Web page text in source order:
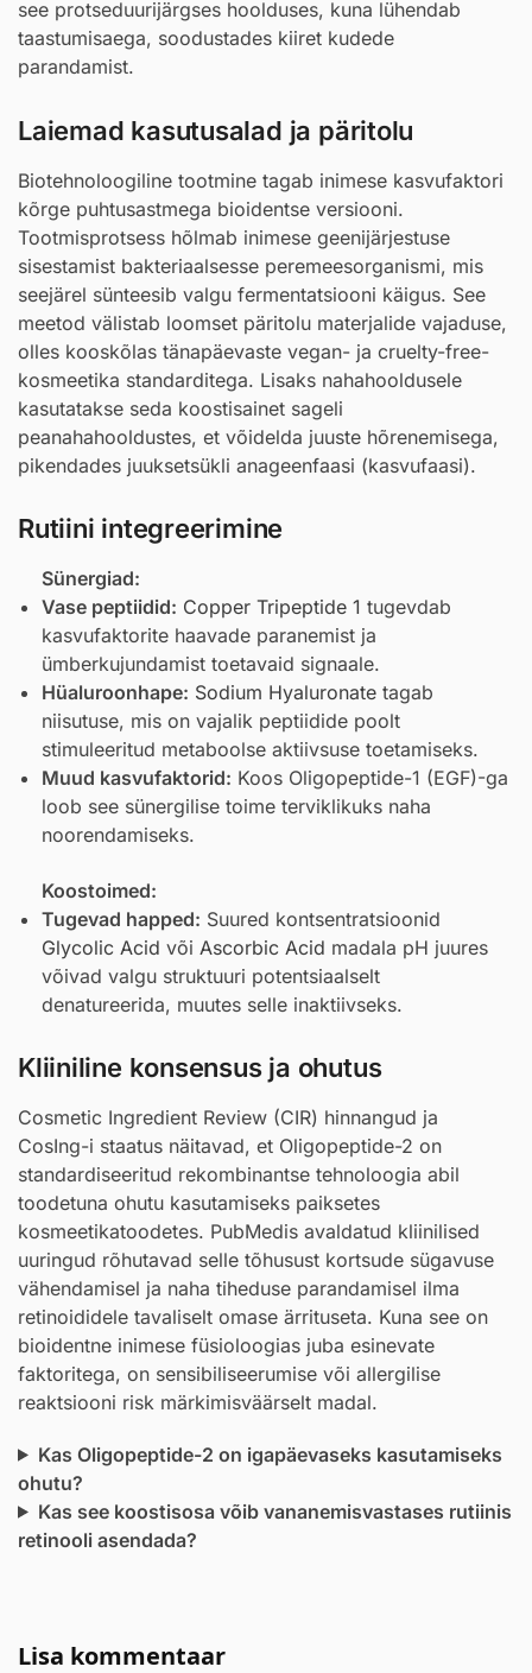
see protseduurijärgses hoolduses, kuna lühendab
taastumisaega, soodustades kiiret kudede
parandamist.
Laiemad kasutusalad ja päritolu
Biotehnoloogiline tootmine tagab inimese kasvufaktori
kõrge puhtusastmega bioidentse versiooni.
Tootmisprotsess hõlmab inimese geenijärjestuse
sisestamist bakteriaalsesse peremeesorganismi, mis
seejärel sünteesib valgu fermentatsiooni käigus. See
meetod välistab loomset päritolu materjalide vajaduse,
olles kooskõlas tänapäevaste vegan- ja cruelty-free-
kosmeetika standarditega. Lisaks nahahooldusele
kasutatakse seda koostisainet sageli
peanahahooldustes, et võidelda juuste hõrenemisega,
pikendades juuksetsükli anageenfaasi (kasvufaasi).
Rutiini integreerimine
Sünergiad:
Vase peptiidid: Copper Tripeptide 1 tugevdab
kasvufaktorite haavade paranemist ja
ümberkujundamist toetavaid signaale.
Hüaluroonhape: Sodium Hyaluronate tagab
niisutuse, mis on vajalik peptiidide poolt
stimuleeritud metaboolse aktiivsuse toetamiseks.
Muud kasvufaktorid: Koos Oligopeptide-1 (EGF)-ga
loob see sünergilise toime terviklikuks naha
noorendamiseks.
Koostoimed:
Tugevad happed: Suured kontsentratsioonid
Glycolic Acid või Ascorbic Acid madala pH juures
võivad valgu struktuuri potentsiaalselt
denatureerida, muutes selle inaktiivseks.
Kliiniline konsensus ja ohutus
Cosmetic Ingredient Review (CIR) hinnangud ja
CosIng-i staatus näitavad, et Oligopeptide-2 on
standardiseeritud rekombinantse tehnoloogia abil
toodetuna ohutu kasutamiseks paiksetes
kosmeetikatoodetes. PubMedis avaldatud kliinilised
uuringud rõhutavad selle tõhusust kortsude sügavuse
vähendamisel ja naha tiheduse parandamisel ilma
retinoididele tavaliselt omase ärrituseta. Kuna see on
bioidentne inimese füsioloogias juba esinevate
faktoritega, on sensibiliseerumise või allergilise
reaktsiooni risk märkimisväärselt madal.
Kas Oligopeptide-2 on igapäevaseks kasutamiseks
ohutu?
Kas see koostisosa võib vananemisvastases rutiinis
retinooli asendada?
Lisa kommentaar